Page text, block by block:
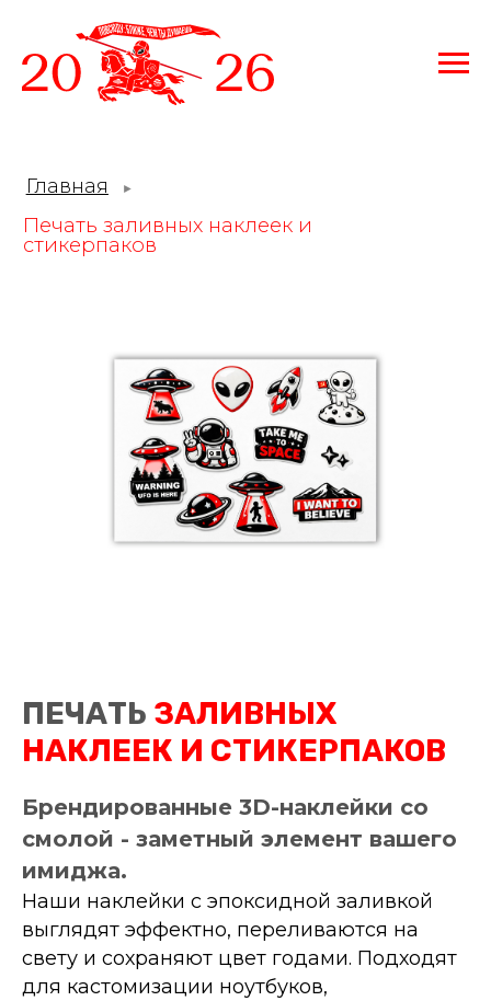
стикерпаков
ПЕЧАТЬ ЗАЛИВНЫХ
НАКЛЕЕК И СТИКЕРПАКОВ
Брендированные 3D-наклейки со
смолой - заметный элемент вашего
имиджа.
Наши наклейки с эпоксидной заливкой
выглядят эффектно, переливаются на
свету и сохраняют цвет годами. Подходят
для кастомизации ноутбуков,